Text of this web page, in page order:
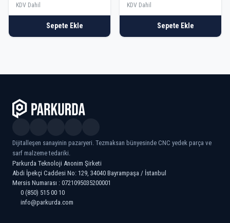
KDV Dahil
Sepete Ekle
KDV Dahil
Sepete Ekle
Dijitalleşen sanayinin pazaryeri. Tezmaksan bünyesinde CNC yedek parça ve
sarf malzeme tedariki.
Parkurda Teknoloji Anonim Şirketi
Abdi İpekçi Caddesi No: 129, 34040 Bayrampaşa / İstanbul
Mersis Numarası : 0721095035200001
0 (850) 515 00 10
info@parkurda.com